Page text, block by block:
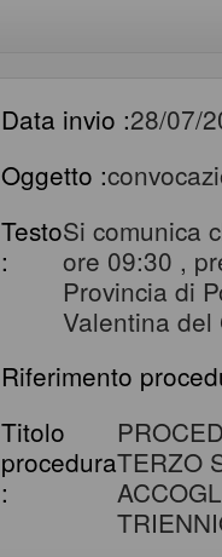
Data invio :28/07/
Oggetto :
Testo
:
Si comunica
ore 09:30 ,
Provincia di
Valentina del
Riferimento
Titolo
procedura
:
TERZO